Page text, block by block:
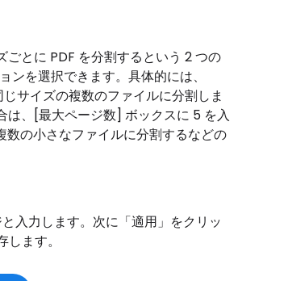
とに PDF を分割するという 2 つの
を選択できます。具体的には、
サイズの複数のファイルに分割しま
は、[最大ページ数] ボックスに 5 を入
数の小さなファイルに分割するなどの
入力します。次に「適用」をクリッ
ます。